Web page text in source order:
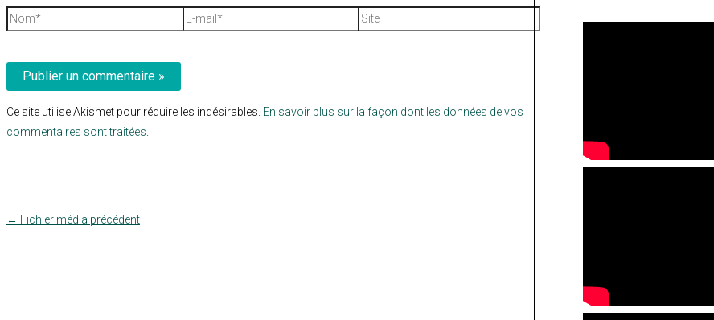
Nom*
E-
mail*
Site
Ce site utilise Akismet pour réduire les indésirables. En savoir plus sur la façon dont les données de vos
commentaires sont traitées
← Fichier média précédent